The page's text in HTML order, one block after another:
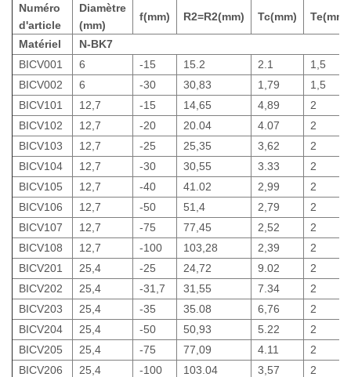
Numéro
d'article
Diamètre
(mm)
f(mm) R2=R2(mm) Tc(mm) Te(mm)
Matériel
N-BK7
BICV001
6 -15 15.2 2.1
1,5
BICV002
6 -30 30,83 1,79
1,5
BICV101
12,7 -15 14,65 4,89
2
BICV102
12,7 -20 20.04 4.07
2
BICV103
12,7 -25 25,35 3,62
2
BICV104
12,7 -30 30,55 3.33
2
BICV105
12,7 -40 41.02 2,99
2
BICV106
12,7 -50 51,4 2,79
2
BICV107
12,7 -75 77,45 2,52
2
BICV108
12,7 -100 103,28 2,39
2
BICV201
25,4 -25 24,72 9.02
2
BICV202
25,4 -31,7 31,55 7.34
2
BICV203
25,4 -35 35.08 6,76
2
BICV204
25,4 -50 50,93 5.22
2
BICV205
25,4 -75 77,09 4.11
2
BICV206
25,4 -100 103.04 3,57
2